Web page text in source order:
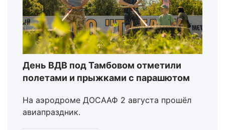
День ВДВ под Тамбовом отметили
полетами и прыжками с парашютом
На аэродроме ДОСААФ 2 августа прошёл
авиапраздник.